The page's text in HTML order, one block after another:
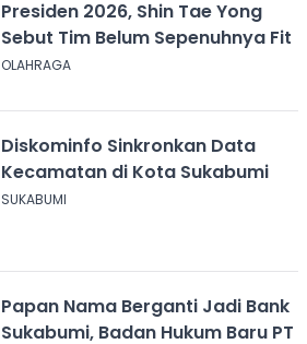
Presiden 2026, Shin Tae Yong
Sebut Tim Belum Sepenuhnya Fit
OLAHRAGA
Diskominfo Sinkronkan Data
Kecamatan di Kota Sukabumi
SUKABUMI
Papan Nama Berganti Jadi Bank
Sukabumi, Badan Hukum Baru PT